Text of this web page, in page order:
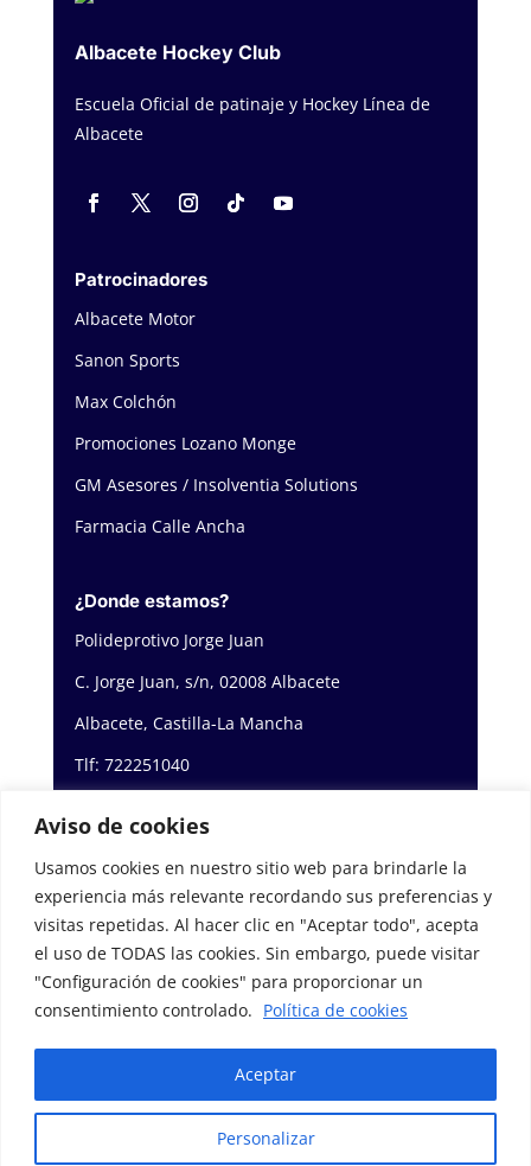
Aviso de cookies
Usamos cookies en nuestro sitio web para brindarle la
experiencia más relevante recordando sus preferencias y
visitas repetidas. Al hacer clic en "Aceptar todo", acepta
el uso de TODAS las cookies. Sin embargo, puede visitar
"Configuración de cookies" para proporcionar un
consentimiento controlado. Política de cookies
Personalizar
Aceptar
Albacete Hockey Club
Escuela Oficial de patinaje y Hockey Línea de
Albacete
Patrocinadores
Albacete Motor
Sanon Sports
Max Colchón
Promociones Lozano Monge
GM Asesores / Insolventia Solutions
Farmacia Calle Ancha
¿Donde estamos?
Polideprotivo Jorge Juan
C. Jorge Juan, s/n, 02008 Albacete
Albacete, Castilla-La Mancha
Tlf: 722251040
Copyright © 2026 Albacete Hockey club.
Todos los derechos Reservados
© Albacete Hockey Club. Escuela Deportiva
Municipal